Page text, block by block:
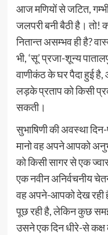
आज मणियों से जटित,
जलपरी बनी बैठी है। तो!
नितान्त असम्भव ही है?
भी, ‘सू’ प्रजा-शून्य
वाणीकंठ के घर पैदा हुई
लड़के प्रताप को किसी
सकती।
सुभाषिणी की अवस्था दिन-
मानो वह अपने आपको
को किसी सागर से एक
एक नवीन अनिर्वचनीय
वह अपने-आपको देख रही
पूछ रही है, लेकिन कुछ समझ
उसने एक दिन धीरे-से